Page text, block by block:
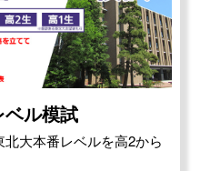
ル模試
大本番レベルを高2から